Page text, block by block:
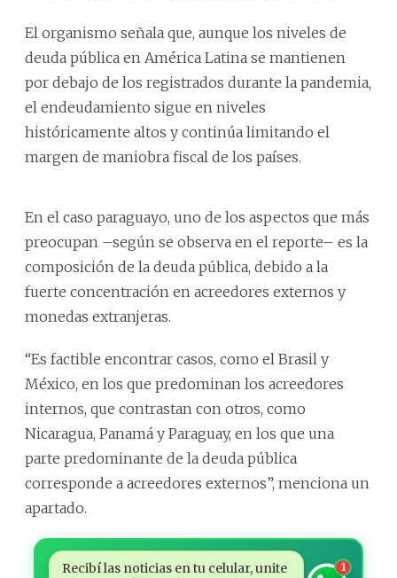
El organismo señala que, aunque los niveles de
deuda pública en América Latina se mantienen
por debajo de los registrados durante la pandemia,
el endeudamiento sigue en niveles
históricamente altos y continúa limitando el
margen de maniobra fiscal de los países.
En el caso paraguayo, uno de los aspectos que más
preocupan –según se observa en el reporte– es la
composición de la deuda pública, debido a la
fuerte concentración en acreedores externos y
monedas extranjeras.
“Es factible encontrar casos, como el Brasil y
México, en los que predominan los acreedores
internos, que contrastan con otros, como
Nicaragua, Panamá y Paraguay, en los que una
parte predominante de la deuda pública
corresponde a acreedores externos”, menciona un
apartado.
Recibí las noticias en tu celular, unite
1